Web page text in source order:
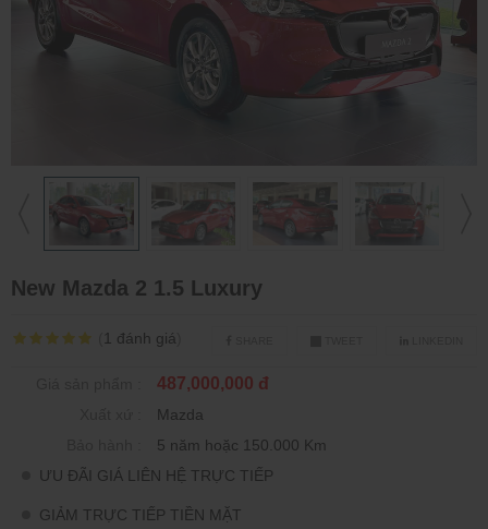
New Mazda 2 1.5 Luxury
1 đánh giá
487,000,000 đ
Mazda
5 năm hoặc 150.000 Km
ƯU ĐÃI GIÁ LIÊN HỆ TRỰC TIẾP
GIẢM TRỰC TIẾP TIỀN MẶT